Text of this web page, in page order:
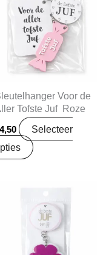
Voor de
Tofste Juf Roze
Selecteer